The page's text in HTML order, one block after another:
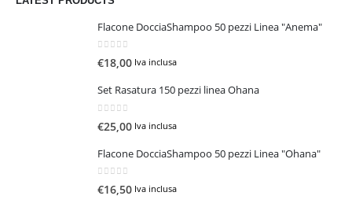
Flacone DocciaShampoo 50 pezzi Linea "Anema"
0Su 5
€18,00 Iva inclusa
Set Rasatura 150 pezzi linea Ohana
€25,00 Iva inclusa
Flacone DocciaShampoo 50 pezzi Linea "Ohana"
0Su 5
€16,50 Iva inclusa